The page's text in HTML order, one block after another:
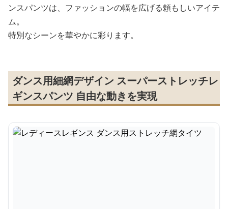
ンスパンツは、ファッションの幅を広げる頼もしいアイテ
ム。
特別なシーンを華やかに彩ります。
ダンス用細網デザイン スーパーストレッチレ
ギンスパンツ 自由な動きを実現